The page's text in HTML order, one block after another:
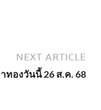
NEXT ARTICLE
ทองวันนี้ 26 ส.ค. 68